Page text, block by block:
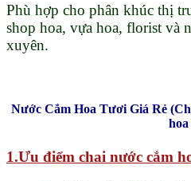
Phù hợp cho phân khúc thị
shop hoa, vựa hoa, florist và
xuyên.
Nước Cắm Hoa Tươi Giá Rẻ
hoa
1.Ưu điểm chai nước cắm